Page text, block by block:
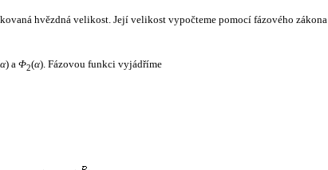
hvězdná velikost. Její velikost vypočteme pomocí fázového zákona
α) a Φ2(α). Fázovou funkci vyjádříme